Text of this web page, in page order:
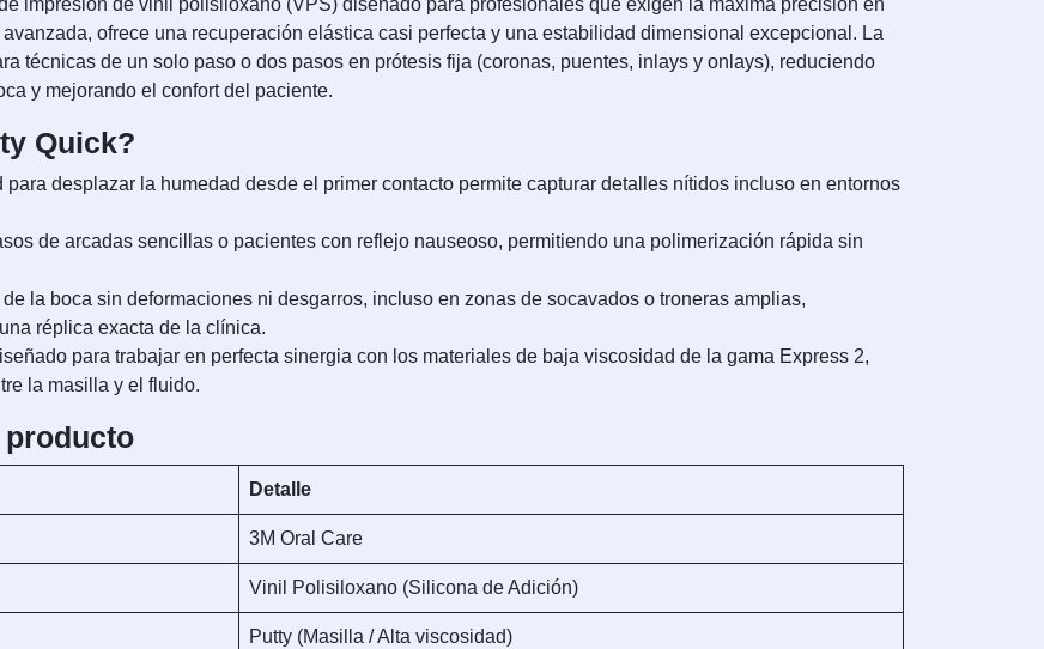
impresión de vinil polisiloxano (VPS) diseñado para profesionales que exigen la máxima precisión en
ofrece una recuperación elástica casi perfecta y una estabilidad dimensional excepcional. La
técnicas de un solo paso o dos pasos en prótesis fija (coronas, puentes, inlays y onlays), reduciendo
y mejorando el confort del paciente.
Quick?
para desplazar la humedad desde el primer contacto permite capturar detalles nítidos incluso en entornos
de arcadas sencillas o pacientes con reflejo nauseoso, permitiendo una polimerización rápida sin
de la boca sin deformaciones ni desgarros, incluso en zonas de socavados o troneras amplias,
réplica exacta de la clínica.
para trabajar en perfecta sinergia con los materiales de baja viscosidad de la gama Express 2,
la masilla y el fluido.
Detalle
3M Oral Care
Vinil Polisiloxano (Silicona de Adición)
Putty (Masilla / Alta viscosidad)